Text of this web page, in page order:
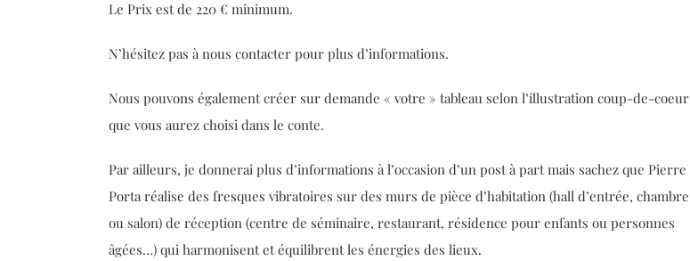
Le Prix est de 220 € minimum.
N’hésitez pas à nous contacter pour plus d’informations.
Nous pouvons également créer sur demande « votre » tableau selon l’illustration coup-de-coeur
que vous aurez choisi dans le conte.
Par ailleurs, je donnerai plus d’informations à l’occasion d’un post à part mais sachez que Pierre
Porta réalise des fresques vibratoires sur des murs de pièce d’habitation (hall d’entrée, chambre
ou salon) de réception (centre de séminaire, restaurant, résidence pour enfants ou personnes
âgées…) qui harmonisent et équilibrent les énergies des lieux.